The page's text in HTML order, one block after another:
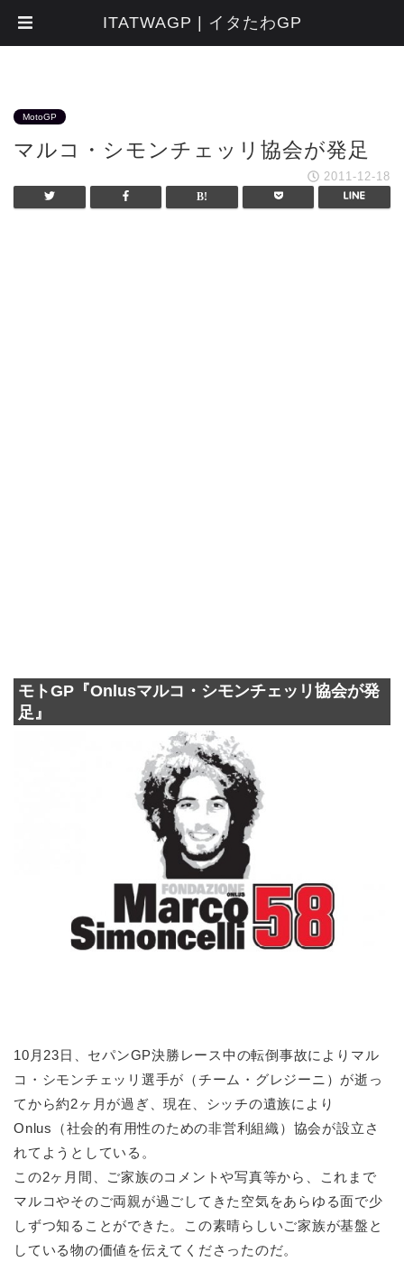
MotoGP
マルコ・シモンチェッリ協会が発足
2011-12-18
モトGP『Onlusマルコ・シモンチェッリ協会が発
足』
10月23日、セパンGP決勝レース中の転倒事故によりマル
コ・シモンチェッリ選手が（チーム・グレジーニ）が逝っ
てから約2ヶ月が過ぎ、現在、シッチの遺族により
Onlus（社会的有用性のための非営利組織）協会が設立さ
れてようとしている。
この2ヶ月間、ご家族のコメントや写真等から、これまで
マルコやそのご両親が過ごしてきた空気をあらゆる面で少
しずつ知ることができた。この素晴らしいご家族が基盤と
している物の価値を伝えてくださったのだ。
ITATWAGP | イタたわGP